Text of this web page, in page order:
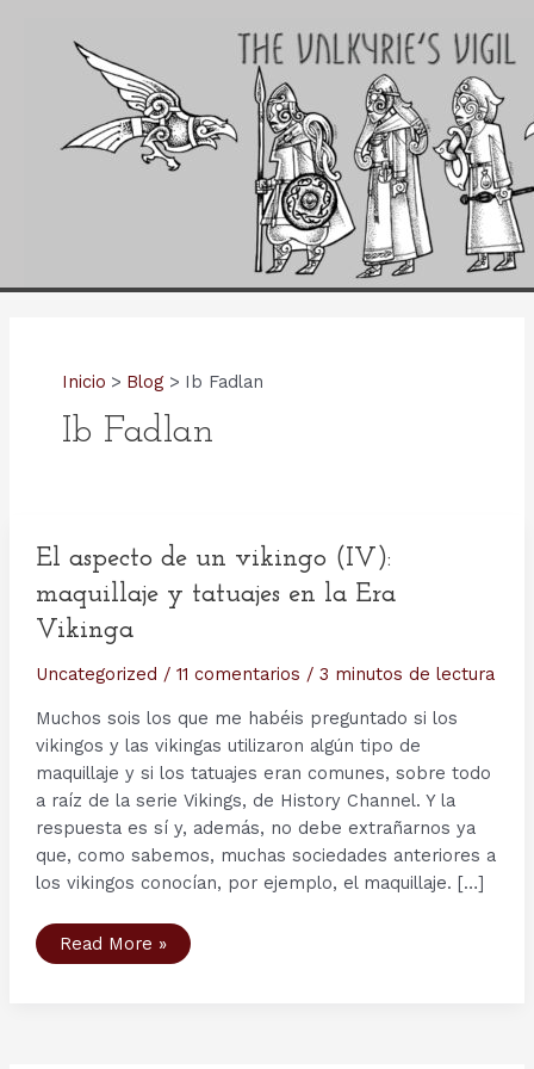
Inicio Blog Ib Fadlan
Ib Fadlan
El aspecto de un vikingo (IV):
maquillaje y tatuajes en la Era
Vikinga
Uncategorized / 11 comentarios / 3 minutos de lectura
Muchos sois los que me habéis preguntado si los
vikingos y las vikingas utilizaron algún tipo de
maquillaje y si los tatuajes eran comunes, sobre todo
a raíz de la serie Vikings, de History Channel. Y la
respuesta es sí y, además, no debe extrañarnos ya
que, como sabemos, muchas sociedades anteriores a
los vikingos conocían, por ejemplo, el maquillaje. […]
El
aspecto
Read More »